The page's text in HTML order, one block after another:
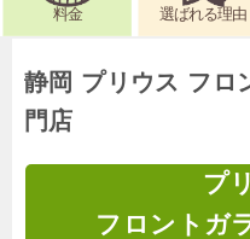
料金 選ばれる理由
静岡 プリウス フロ
門店
プ
フロントガ